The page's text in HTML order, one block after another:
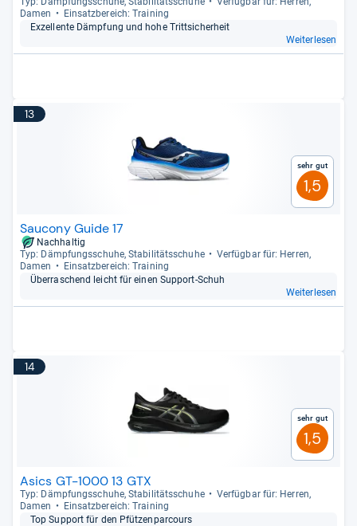
Damen
Ein­satz­be­reich: Trai­ning
Exzel­lente Dämp­fung und hohe Tritt­si­cher­heit
Weiterlesen
13
Sehr gut
1,5
Saucony Guide 17
Nachhaltig
Typ: Dämp­fungs­schuhe, Sta­bi­li­täts­schuhe
Ver­füg­bar für: Her­ren,
Damen
Ein­satz­be­reich: Trai­ning
Über­ra­schend leicht für einen Sup­port-​Schuh
Weiterlesen
14
Sehr gut
1,5
Asics GT-1000 13 GTX
Typ: Dämp­fungs­schuhe, Sta­bi­li­täts­schuhe
Ver­füg­bar für: Her­ren,
Damen
Ein­satz­be­reich: Trai­ning
Top Sup­port für den Pfüt­zen­par­cours